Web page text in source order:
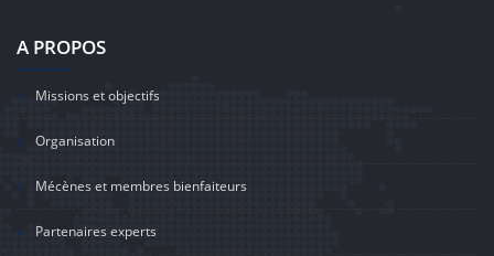
A PROPOS
Missions et objectifs
Organisation
Mécènes et membres bienfaiteurs
Partenaires experts